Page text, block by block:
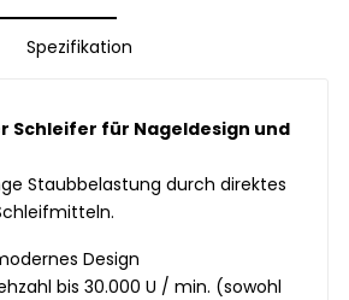
Spezifikation
Schleifer für Nageldesign und
Staubbelastung durch direktes
Design
bis 30.000 U / min. (sowohl